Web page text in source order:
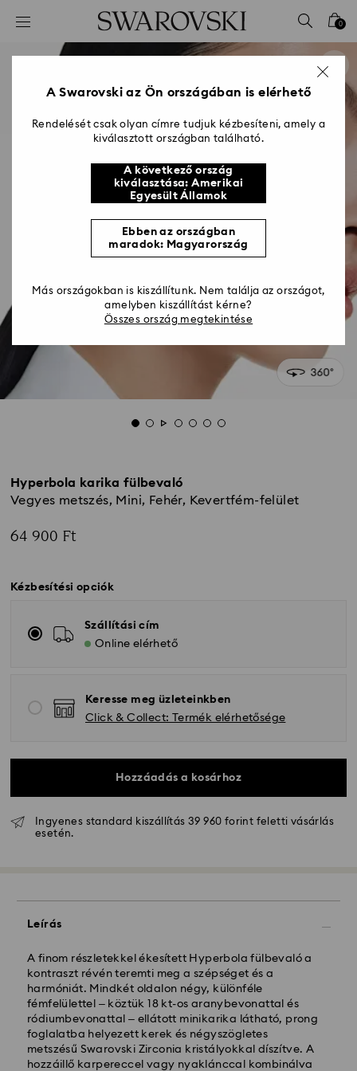
Hozzáférési-kulcs lista
0 - Fejléc
2 - Lábléc
0
Hyperbola karika fülbevaló
Vegyes metszés, Mini, Fehér, Kevertfém-felület
64 900 Ft
Kézbesítési opciók
Szállítási cím
Online elérhető
Keresse meg üzleteinkben
Click & Collect: Termék elérhetősége
Hozzáadás a kosárhoz
Ingyenes standard kiszállítás 39 960 forint feletti vásárlás
esetén.
Leírás
A finom részletekkel ékesített Hyperbola fülbevaló a
kontraszt révén teremti meg a szépséget és a
harmóniát. Mindkét oldalon négy, különféle
fémfelülettel – köztük 18 kt-os aranybevonattal és
ródiumbevonattal – ellátott minikarika látható, prong
foglalatba helyezett kerek és négyszögletes
metszésű Swarovski Zirconia kristályokkal díszítve. A
hozzáillő karpereccel vagy nyaklánccal kombinálva
szállítjuk ki.
és a szállítás után
Hagyományos kiszállítási költség: HUF 2'000
Ingyenes kiszállítás a rendelések felett: HUF 39 960
Expressz kiszállítási -FedEx
A Swarovski az Ön országában is elérhető
Rendelését csak olyan címre tudjuk kézbesíteni, amely a
kiválasztott országban található.
A következő ország
kiválasztása: Amerikai
Egyesült Államok
Ebben az országban
maradok: Magyarország
Más országokban is kiszállítunk. Nem találja az országot,
amelyben kiszállítást kérne?
Összes ország megtekintése